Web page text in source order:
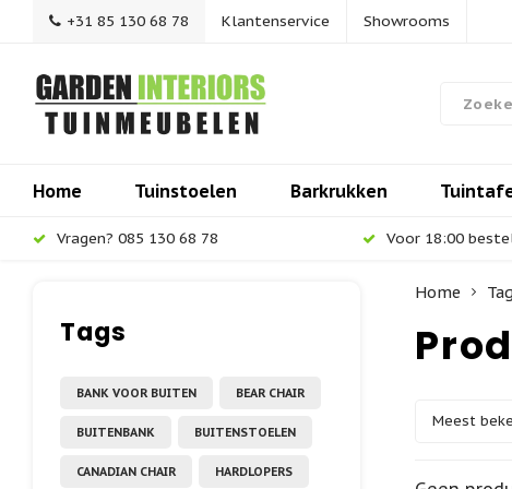
+31 85 130 68 78 Klantenservice Showrooms
Home Tuinstoelen Barkrukken
Vragen? 085 130 68 78 Voor 18:00
Tags
BANK VOOR BUITEN BEAR CHAIR
BUITENBANK BUITENSTOELEN
CANADIAN CHAIR HARDLOPERS
Home
Meest